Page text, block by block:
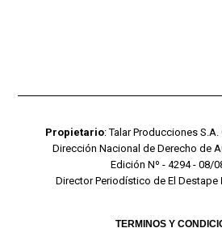
Propietario: Talar Producciones S.A.
Dirección Nacional de Derecho de
Edición Nº - 4294 - 08/
Director Periodístico de El Destape
TERMINOS Y